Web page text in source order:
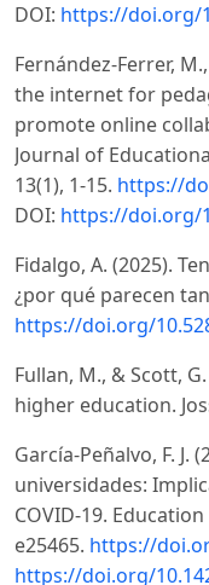
DOI: https://doi.org/
Fernández-Ferrer,
the internet for
promote online
Journal of
13(1), 1-15. https://
DOI: https://doi.org/
Fidalgo, A. (2025).
¿por qué parecen
https://doi.org/
Fullan, M., & Scott,
higher education.
García-Peñalvo, F. J.
universidades:
COVID-19.
e25465. https://
https://doi.org/